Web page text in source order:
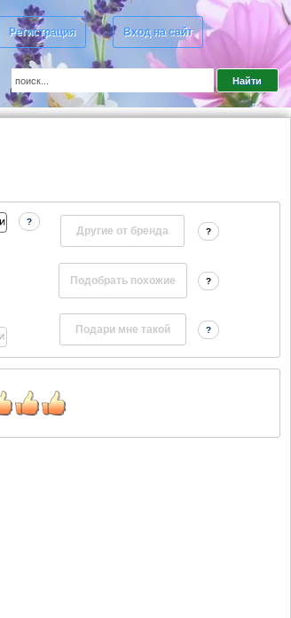
Регистрация Вход на сайт
?
Другие от бренда ?
?
?